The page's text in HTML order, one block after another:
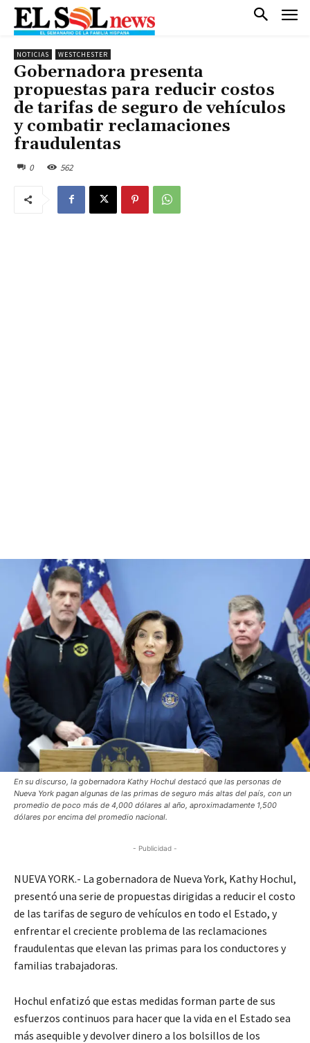
NOTICIAS WESTCHESTER
Gobernadora presenta
propuestas para reducir costos
de tarifas de seguro de vehículos
y combatir reclamaciones
fraudulentas
0 562
En su discurso, la gobernadora Kathy Hochul destacó que las personas de
Nueva York pagan algunas de las primas de seguro más altas del país, con un
promedio de poco más de 4,000 dólares al año, aproximadamente 1,500
dólares por encima del promedio nacional.
- Publicidad -
NUEVA YORK.- La gobernadora de Nueva York, Kathy Hochul,
presentó una serie de propuestas dirigidas a reducir el costo
de las tarifas de seguro de vehículos en todo el Estado, y
enfrentar el creciente problema de las reclamaciones
fraudulentas que elevan las primas para los conductores y
familias trabajadoras.
Hochul enfatizó que estas medidas forman parte de sus
esfuerzos continuos para hacer que la vida en el Estado sea
más asequible y devolver dinero a los bolsillos de los